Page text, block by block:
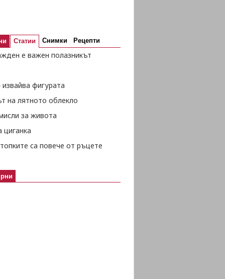
Статии Снимки Рецепти
е важен полазникът
фигурата
на лятното облекло
за живота
циганка
са повече от ръцете